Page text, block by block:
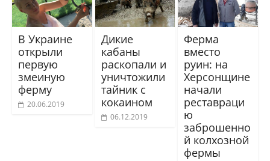
В Украине
открыли
первую
змеиную
ферму
20.06.2019
Дикие
кабаны
раскопали и
уничтожили
тайник с
кокаином
06.12.2019
Ферма
вместо
руин: на
Херсонщине
начали
реставраци
ю
заброшенно
й колхозной
фермы